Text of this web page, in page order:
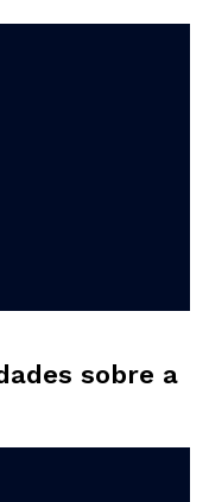
sobre a